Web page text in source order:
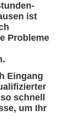
ist
Probleme
Eingang
schnell
um Ihr